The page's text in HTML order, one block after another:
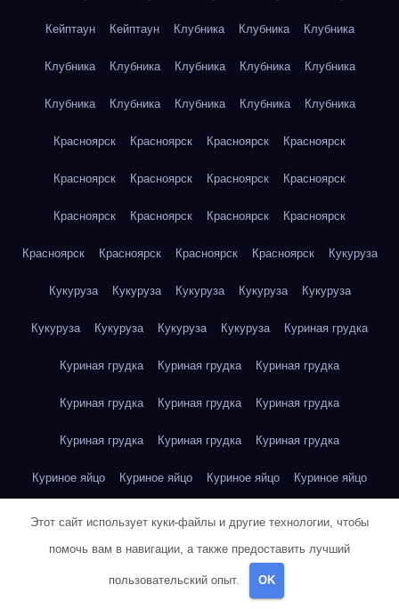
Кейптаун Кейптаун Клубника Клубника Клубника
Клубника Клубника Клубника Клубника Клубника
Клубника Клубника Клубника Клубника Клубника
Красноярск Красноярск Красноярск Красноярск
Красноярск Красноярск Красноярск Красноярск
Красноярск Красноярск Красноярск Красноярск
Красноярск Красноярск Красноярск Красноярск Кукуруза
Кукуруза Кукуруза Кукуруза Кукуруза Кукуруза
Кукуруза Кукуруза Кукуруза Кукуруза Куриная грудка
Куриная грудка Куриная грудка Куриная грудка
Куриная грудка Куриная грудка Куриная грудка
Куриная грудка Куриная грудка Куриная грудка
Куриное яйцо Куриное яйцо Куриное яйцо Куриное яйцо
Куриное яйцо Куриное яйцо Куриное яйцо
Куриное яйцо Куриное яйцо Куриное яйцо
Этот сайт использует куки-файлы и другие технологии, чтобы
помочь вам в навигации, а также предоставить лучший
пользовательский опыт. OK